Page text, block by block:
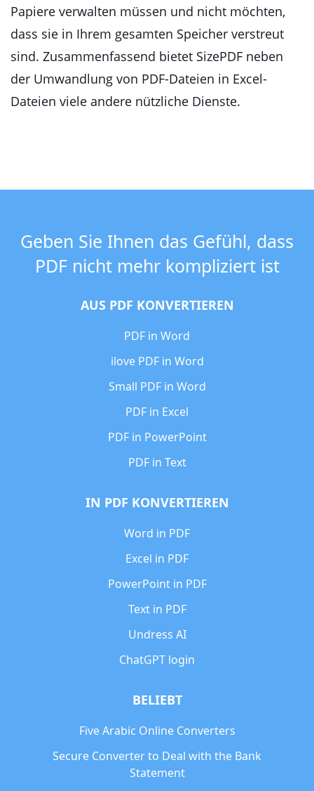
Papiere verwalten müssen und nicht möchten,
dass sie in Ihrem gesamten Speicher verstreut
sind. Zusammenfassend bietet SizePDF neben
der Umwandlung von PDF-Dateien in Excel-
Dateien viele andere nützliche Dienste.
Geben Sie Ihnen das Gefühl, dass
PDF nicht mehr kompliziert ist
AUS PDF KONVERTIEREN
PDF in Word
ilove PDF in Word
Small PDF in Word
PDF in Excel
PDF in PowerPoint
PDF in Text
IN PDF KONVERTIEREN
Word in PDF
Excel in PDF
PowerPoint in PDF
Text in PDF
Undress AI
ChatGPT login
BELIEBT
Five Arabic Online Converters
Secure Converter to Deal with the Bank
Statement